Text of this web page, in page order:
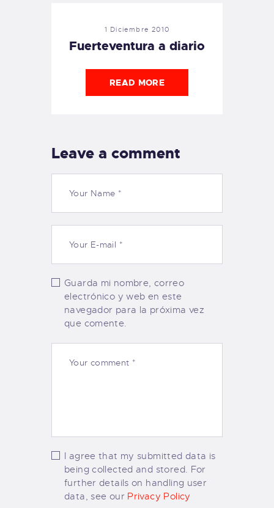
1 Diciembre 2010
Fuerteventura a diario
READ MORE
Leave a comment
Guarda mi nombre, correo
electrónico y web en este
navegador para la próxima vez
que comente.
I agree that my submitted data is
being collected and stored. For
further details on handling user
data, see our Privacy Policy